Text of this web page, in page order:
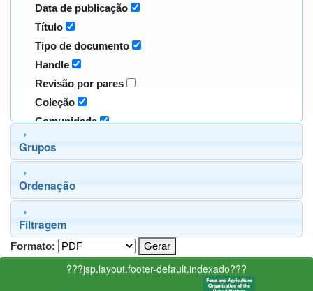
Data de publicação
Título
Tipo de documento
Handle
Revisão por pares
Coleção
Comunidade
Grupos
Ordenação
Filtragem
Formato:
???jsp.layout.footer-default.indexado???